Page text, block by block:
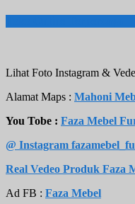
Lihat Foto Instagram &
Alamat Maps : Mahoni
You Tobe : Faza Mebel
@ Instagram
Real Vedeo Produk Faza
Ad FB : Faza Mebel